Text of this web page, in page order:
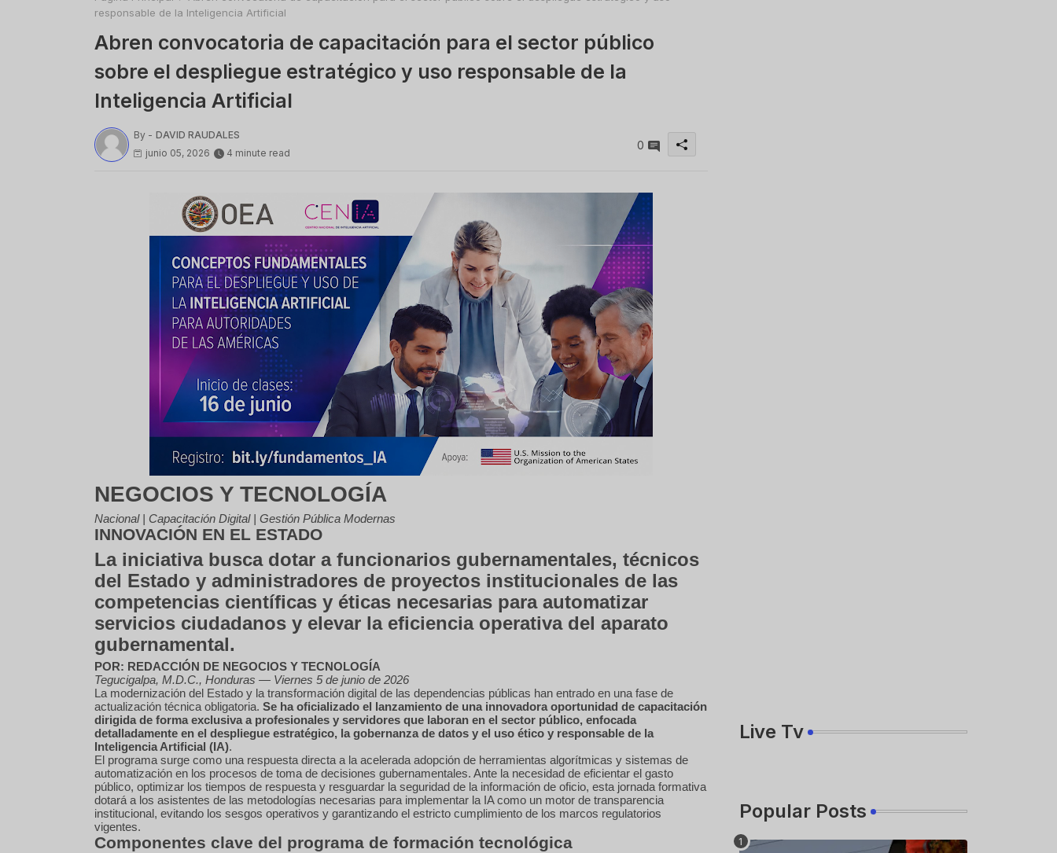
responsable de la Inteligencia Artificial
Abren convocatoria de capacitación para el sector público
sobre el despliegue estratégico y uso responsable de la
Inteligencia Artificial
By - DAVID RAUDALES
junio 05, 2026
4 minute read
0
NEGOCIOS Y TECNOLOGÍA
Nacional | Capacitación Digital | Gestión Pública Modernas
INNOVACIÓN EN EL ESTADO
La iniciativa busca dotar a funcionarios gubernamentales, técnicos
del Estado y administradores de proyectos institucionales de las
competencias científicas y éticas necesarias para automatizar
servicios ciudadanos y elevar la eficiencia operativa del aparato
gubernamental.
POR: REDACCIÓN DE NEGOCIOS Y TECNOLOGÍA
Tegucigalpa, M.D.C., Honduras — Viernes 5 de junio de 2026
La modernización del Estado y la transformación digital de las dependencias públicas han entrado en una fase de
actualización técnica obligatoria. Se ha oficializado el lanzamiento de una innovadora oportunidad de capacitación
dirigida de forma exclusiva a profesionales y servidores que laboran en el sector público, enfocada
detalladamente en el despliegue estratégico, la gobernanza de datos y el uso ético y responsable de la
Inteligencia Artificial (IA).
El programa surge como una respuesta directa a la acelerada adopción de herramientas algorítmicas y sistemas de
automatización en los procesos de toma de decisiones gubernamentales. Ante la necesidad de eficientar el gasto
público, optimizar los tiempos de respuesta y resguardar la seguridad de la información de oficio, esta jornada formativa
dotará a los asistentes de las metodologías necesarias para implementar la IA como un motor de transparencia
institucional, evitando los sesgos operativos y garantizando el estricto cumplimiento de los marcos regulatorios
vigentes.
Componentes clave del programa de formación tecnológica
Live Tv
Popular Posts